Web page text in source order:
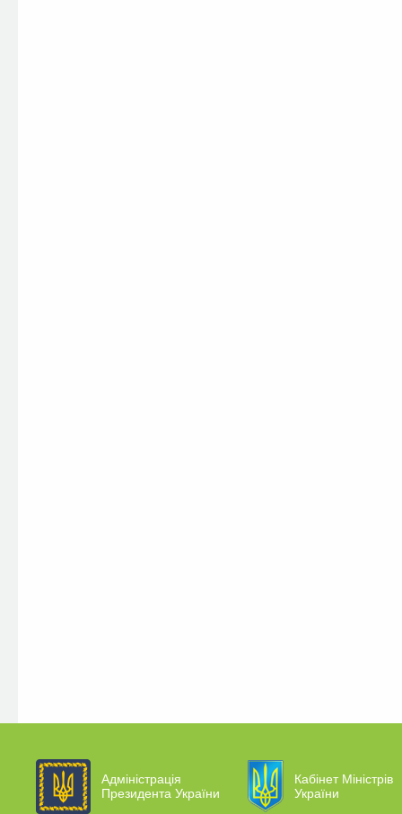
Адміністрація
Президента України
Кабінет Міністрів
України